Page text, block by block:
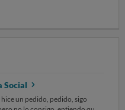
sin fundamento.
Social